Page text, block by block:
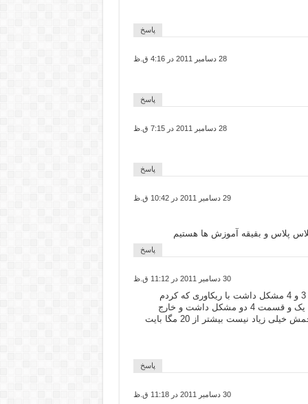
پاسخ
28 دسامبر 2011 در 4:16 ق.ظ
پاسخ
28 دسامبر 2011 در 7:15 ق.ظ
پاسخ
29 دسامبر 2011 در 10:42 ق.ظ
پلاس و بقیقه آموزش ها هستیم
پاسخ
30 دسامبر 2011 در 11:12 ق.ظ
با سلام متاسفلنه هنگام خروج از فایل فشرده قسمت 3 و 4 مشکل داشت با ریکاوری که کردم
تونستم اونو از حالت فشرده خارج کنم ولی قسمت 3 یک و قسمت 4 دو مشکل داشت و خارج
نشد.خوهشا این دو فایل رو به صورت مجزا بذارید حجمش خیلی زیاد نیست بیشتر از 20 مگا بایت
پاسخ
30 دسامبر 2011 در 11:18 ق.ظ